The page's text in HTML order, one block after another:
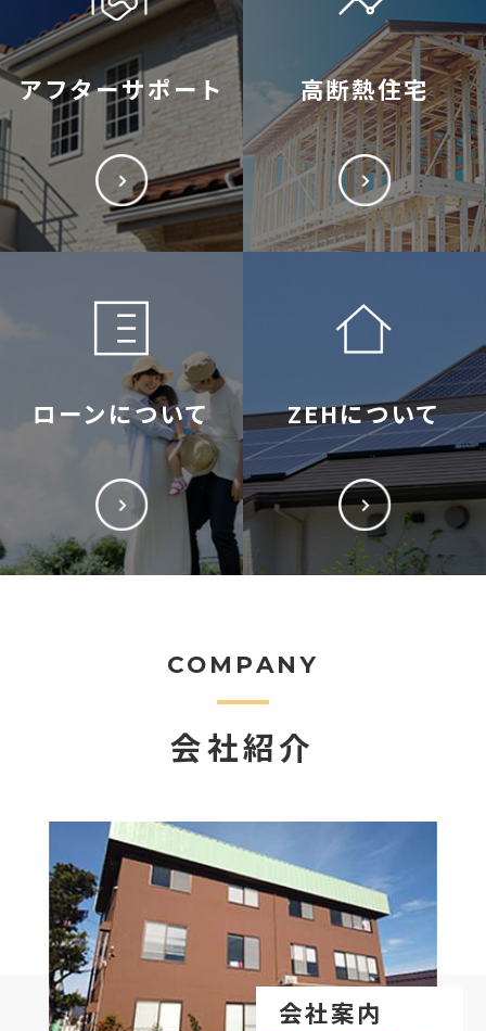
アフターサポート 高断熱住宅
ローンについて ZEHについて
COMPANY
会社紹介
会社案内